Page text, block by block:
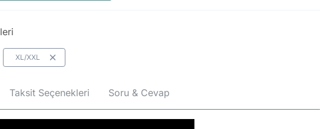
XL/XXL
Taksit Seçenekleri Soru & Cevap